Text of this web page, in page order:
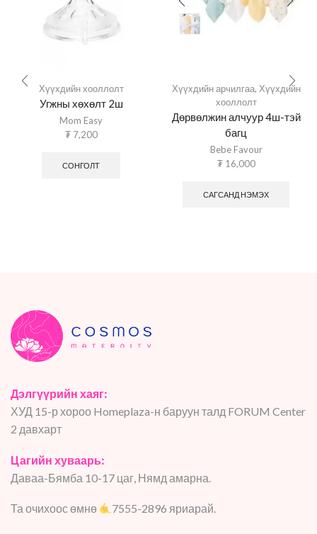
Хүүхдийн хооллолт
Угжны хөхөлт 2ш
Mom Easy
₮7,200
СОНГОЛТ
Хүүхдийн арчилгаа, Хүүхдийн
хооллолт
Дөрвөлжин алчуур 4ш-тэй
багц
Bebe Favour
₮16,000
САГСАНД НЭМЭХ
Дэлгүүрийн хаяг:
ХУД 15-р хороо Homeplaza-н баруун талд FORUM Center
2 давхарт
Цагийн хуваарь:
Даваа-Бямба 10-17 цаг, Нямд амарна.
Та очихоос өмнө 7555-2896 яриарай.